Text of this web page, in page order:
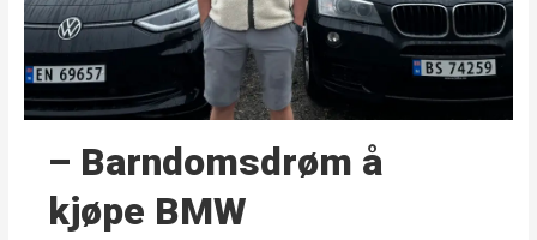
– Barndoms­drøm å
kjøpe BMW